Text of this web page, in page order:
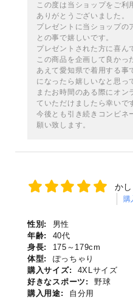
この度は当ショップをご利
ありがとうございました。
プレゼントに当ショップの
との事で嬉しいです。
プレゼントされた方に喜ん
この商品を企画して良かっ
あえて愛知県で着用する事
になったら嬉しいなと思っ
またお時間のある際にオン
ていただけましたら幸いで
今後とも引き続きコンビネ
願い致します。
か
購
性別:
男性
年齢:
40代
身長:
175～179cm
体型:
ぽっちゃり
購入サイズ:
4XLサイズ
好きなスポーツ:
野球
購入用途:
自分用